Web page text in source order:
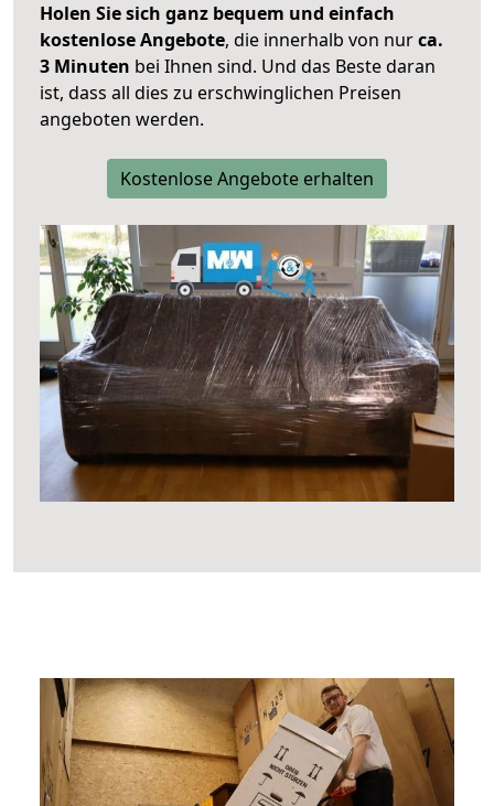
Holen Sie sich ganz bequem und einfach
kostenlose Angebote, die innerhalb von nurca.
3 Minuten bei Ihnen sind. Und das Beste daran
ist, dass all dies zu erschwinglichen Preisen
angeboten werden.
Kostenlose Angebote erhalten